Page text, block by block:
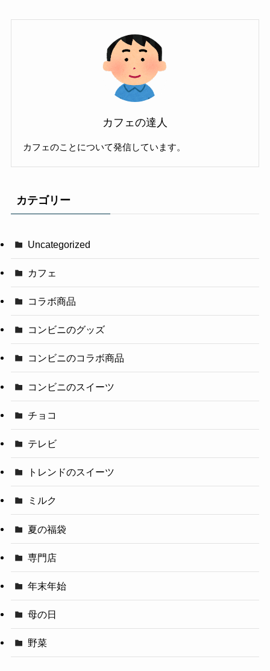
カフェの達人
カフェのことについて発信しています。
カテゴリー
Uncategorized
カフェ
コラボ商品
コンビニのグッズ
コンビニのコラボ商品
コンビニのスイーツ
チョコ
テレビ
トレンドのスイーツ
ミルク
夏の福袋
専門店
年末年始
母の日
野菜